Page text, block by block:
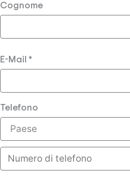
Cognome
E-Mail *
Telefono